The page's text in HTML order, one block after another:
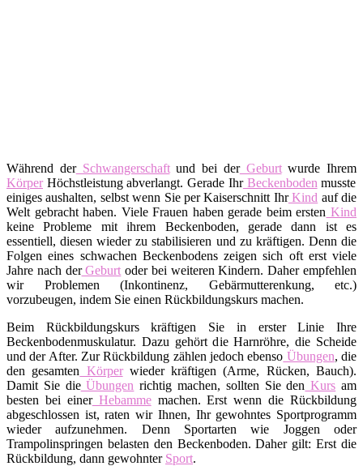
Während derSchwangerschaftund bei derGeburtwurde Ihrem
KörperHöchstleistung abverlangt. Gerade IhrBeckenboden musste
einiges aushalten, selbst wenn Sie per Kaiserschnitt IhrKind auf die
Welt gebracht haben. Viele Frauen haben gerade beim ersten Kind
keine Probleme mit ihrem Beckenboden, gerade dann ist es
essentiell, diesen wieder zu stabilisieren und zu kräftigen. Denn die
Folgen eines schwachen Beckenbodens zeigen sich oft erst viele
Jahre nach derGeburt oder bei weiteren Kindern. Daher empfehlen
wir Problemen (Inkontinenz, Gebärmutterenkung, etc.)
vorzubeugen, indem Sie einen Rückbildungskurs machen.
Beim Rückbildungskurs kräftigen Sie in erster Linie Ihre
Beckenbodenmuskulatur. Dazu gehört die Harnröhre, die Scheide
und der After. Zur Rückbildung zählen jedoch ebenso Übungen, die
den gesamten Körperwieder kräftigen (Arme, Rücken, Bauch).
Damit Sie dieÜbungen richtig machen, sollten Sie den Kurs am
besten bei einerHebammemachen. Erst wenn die Rückbildung
abgeschlossen ist, raten wir Ihnen, Ihr gewohntes Sportprogramm
wieder aufzunehmen. Denn Sportarten wie Joggen oder
Trampolinspringen belasten den Beckenboden. Daher gilt: Erst die
Rückbildung, dann gewohnter Sport.